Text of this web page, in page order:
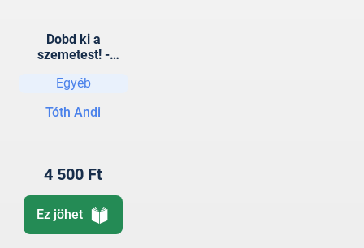
Dobd ki a
szemetest! -
s lépésről lépésre
Egyéb
Tóth Andi
4 500 Ft
Ez jöhet